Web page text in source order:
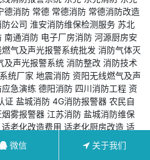
德消防 常德 常德消防 常德消防改造
公司 淮安消防维保检测服务 苏北
南通消防 电子厂房消防 河源厨房安
气及声光报警系统批发 消防气体灭
及声光报警系统 消防整改 消防技术
统厂家 地震消防 资阳无线燃气及声
急演练 德阳消防 四川消防工程 资
证 盐城消防 4G消防报警器 农民自
雾报警器 江苏消防 盐城消防维保
适老化改造费用 适老化厨房改造 适
年人防火知识 适老化装修 包头消防
州消防 四川智慧消防 泸州
微信 关于我们